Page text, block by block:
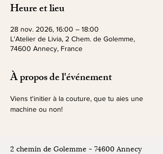
Heure et lieu
28 nov. 2026, 16:00 – 18:00
L'Atelier de Livia, 2 Chem. de Golemme,
74600 Annecy, France
À propos de l'événement
Viens t'initier à la couture, que tu aies une
machine ou non!
2 chemin de Golemme - 74600 Annecy